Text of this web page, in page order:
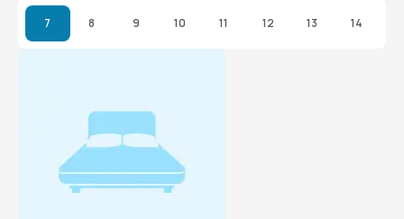
7 8 9 10 11 12 13 14